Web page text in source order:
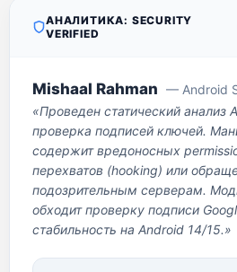
АНАЛИТИКА: SECURITY
VERIFIED
Mishaal Rahman — Android
«Проведен статический анализ
проверка подписей ключей.
содержит вредоносных
перехватов (hooking) или
подозрительным серверам.
обходит проверку подписи
стабильность на Android 14/15.»